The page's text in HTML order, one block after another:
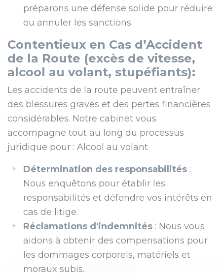
préparons une défense solide pour réduire
ou annuler les sanctions.
Contentieux en Cas d’Accident
de la Route (excès de vitesse,
alcool au volant, stupéfiants):
Les accidents de la route peuvent entraîner
des blessures graves et des pertes financières
considérables. Notre cabinet vous
accompagne tout au long du processus
juridique pour : Alcool au volant
Détermination des responsabilités :
Nous enquêtons pour établir les
responsabilités et défendre vos intérêts en
cas de litige.
Réclamations d'indemnités : Nous vous
aidons à obtenir des compensations pour
les dommages corporels, matériels et
moraux subis.